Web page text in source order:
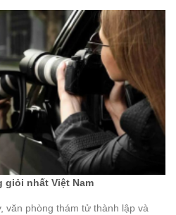
giỏi nhất Việt Nam
văn phòng thám tử thành lập và